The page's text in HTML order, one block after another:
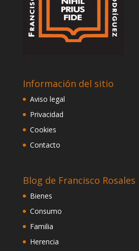
Información del sitio
Aviso legal
Privacidad
Cookies
Contacto
Blog de Francisco Rosales
Bienes
Consumo
Familia
Herencia